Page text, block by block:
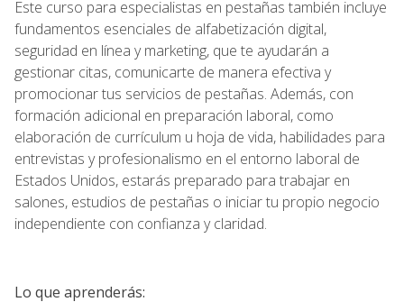
Este curso para especialistas en pestañas también incluye
fundamentos esenciales de alfabetización digital,
seguridad en línea y marketing, que te ayudarán a
gestionar citas, comunicarte de manera efectiva y
promocionar tus servicios de pestañas. Además, con
formación adicional en preparación laboral, como
elaboración de currículum u hoja de vida, habilidades para
entrevistas y profesionalismo en el entorno laboral de
Estados Unidos, estarás preparado para trabajar en
salones, estudios de pestañas o iniciar tu propio negocio
independiente con confianza y claridad.
Lo que aprenderás: